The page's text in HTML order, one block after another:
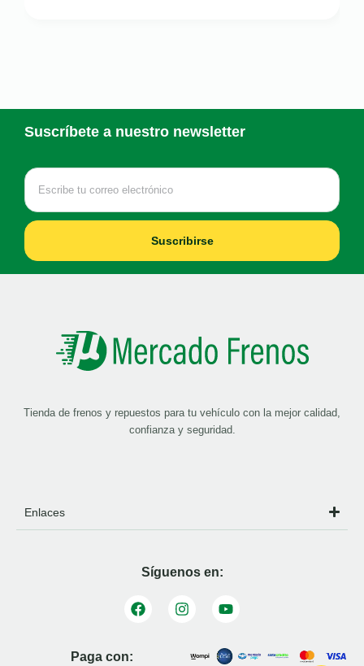
Suscríbete a nuestro newsletter
Suscribirse
Tienda de frenos y repuestos para tu vehículo con la mejor calidad,
confianza y seguridad.
Enlaces
Síguenos en:
Paga con: